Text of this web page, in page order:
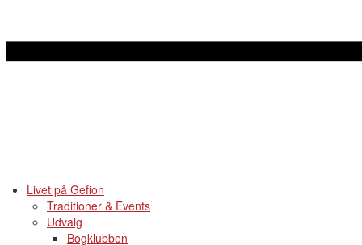
Livet på Gefion
Traditioner & Events
Udvalg
Bogklubben